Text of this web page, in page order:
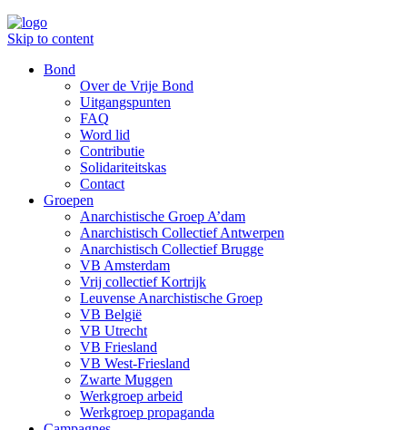
Skip to content
Bond
Over de Vrije Bond
Uitgangspunten
FAQ
Word lid
Contributie
Solidariteitskas
Contact
Groepen
Anarchistische Groep A’dam
Anarchistisch Collectief Antwerpen
Anarchistisch Collectief Brugge
VB Amsterdam
Vrij collectief Kortrijk
Leuvense Anarchistische Groep
VB België
VB Utrecht
VB Friesland
VB West-Friesland
Zwarte Muggen
Werkgroep arbeid
Werkgroep propaganda